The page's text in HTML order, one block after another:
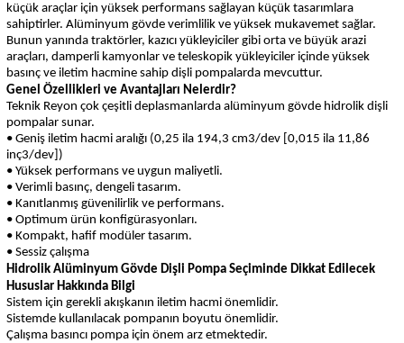
küçük araçlar için yüksek performans sağlayan küçük tasarımlara
sahiptirler. Alüminyum gövde verimlilik ve yüksek mukavemet sağlar.
Bunun yanında traktörler, kazıcı yükleyiciler gibi orta ve büyük arazi
araçları, damperli kamyonlar ve teleskopik yükleyiciler içinde yüksek
basınç ve iletim hacmine sahip dişli pompalarda mevcuttur.
Genel Özellikleri ve Avantajları Nelerdir?
Teknik Reyon çok çeşitli deplasmanlarda alüminyum gövde hidrolik dişli
pompalar sunar.
• Geniş iletim hacmi aralığı (0,25 ila 194,3 cm3/dev [0,015 ila 11,86
inç3/dev])
• Yüksek performans ve uygun maliyetli.
• Verimli basınç, dengeli tasarım.
• Kanıtlanmış güvenilirlik ve performans.
• Optimum ürün konfigürasyonları.
• Kompakt, hafif modüler tasarım.
• Sessiz çalışma
Hidrolik Alüminyum Gövde Dişli Pompa Seçiminde Dikkat Edilecek
Hususlar Hakkında Bilgi
Sistem için gerekli akışkanın iletim hacmi önemlidir.
Sistemde kullanılacak pompanın boyutu önemlidir.
Çalışma basıncı pompa için önem arz etmektedir.